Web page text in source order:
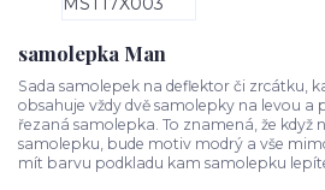
samolepka Man
Sada samolepek na deflektor či zrcátku,
obsahuje vždy dvě samolepky na levou a
řezaná samolepka. To znamená, že
samolepku, bude motiv modrý a vše
mít barvu podkladu kam samolepku